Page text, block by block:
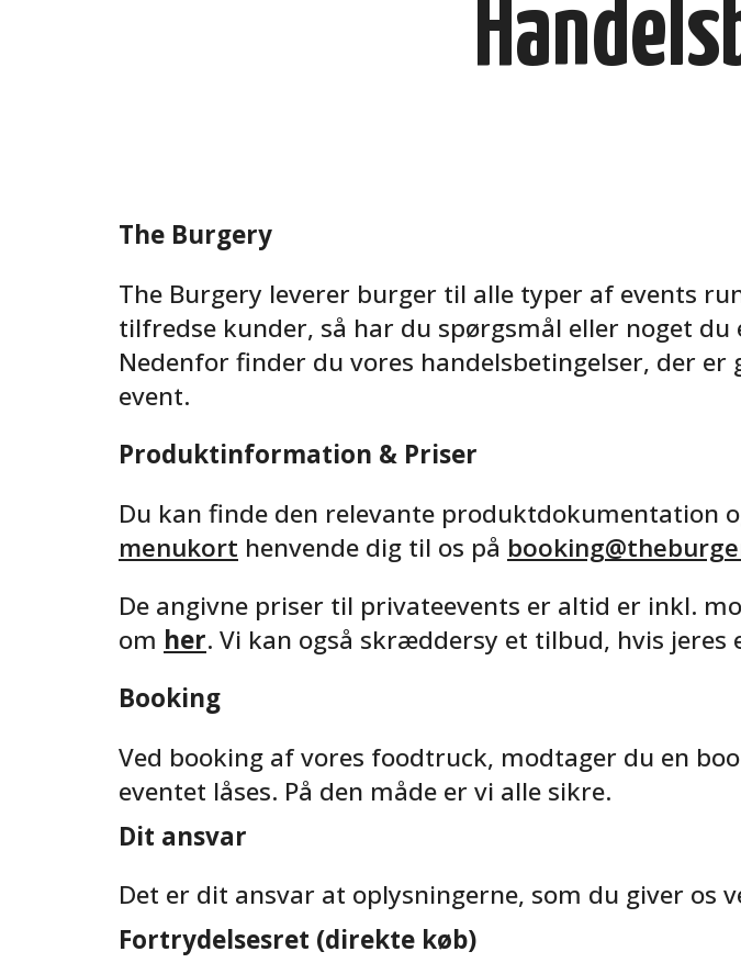
The Burgery
The Burgery leverer burger til alle typer af events
tilfredse kunder, så har du spørgsmål eller noget
Nedenfor finder du vores handelsbetingelser, der
event.
Produktinformation & Priser
Du kan finde den relevante produktdokumentation
menukort henvende dig til os på
De angivne priser til privateevents er altid er inkl.
om her. Vi kan også skræddersy et tilbud, hvis
Booking
Ved booking af vores foodtruck, modtager du en
eventet låses. På den måde er vi alle sikre.
Dit ansvar
Det er dit ansvar at oplysningerne, som du giver os
Fortrydelsesret (direkte køb)